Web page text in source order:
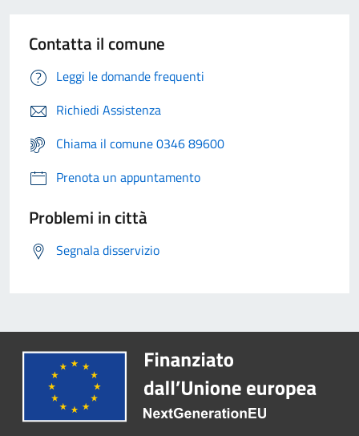
Contatta il comune
Leggi le domande frequenti
Richiedi Assistenza
Chiama il comune 0346 89600
Prenota un appuntamento
Problemi in città
Segnala disservizio